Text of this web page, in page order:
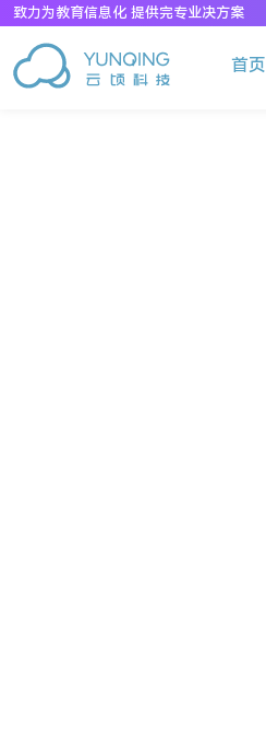
致力为教育信息化 提供完专业决方案
首页